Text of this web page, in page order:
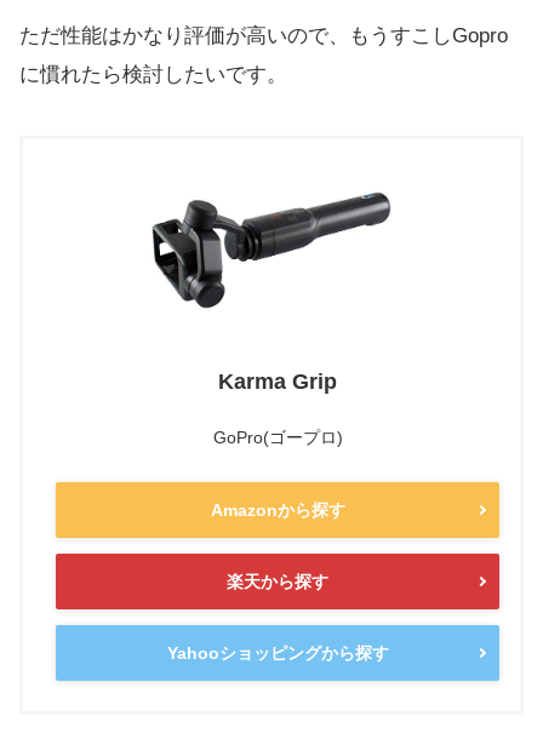
ただ性能はかなり評価が高いので、もうすこしGopro
に慣れたら検討したいです。
Karma Grip
GoPro(ゴープロ)
Amazonから探す
楽天から探す
Yahooショッピングから探す